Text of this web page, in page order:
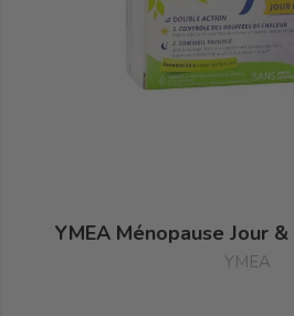
YMEA Ménopause Jour
YMEA